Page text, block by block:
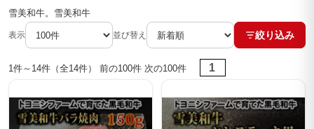
雪美和牛。雪美和牛
表示 並び替え 絞り込み
1件～14件（全14件） 前の100件 次の100件 1